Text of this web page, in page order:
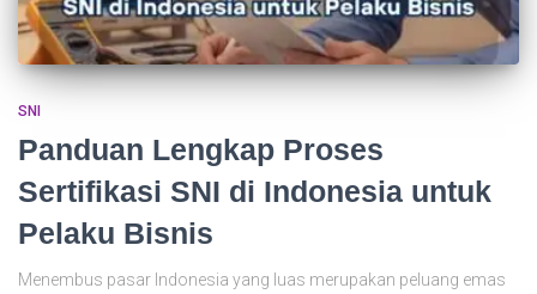
SNI
Panduan Lengkap Proses
Sertifikasi SNI di Indonesia untuk
Pelaku Bisnis
Menembus pasar Indonesia yang luas merupakan peluang emas